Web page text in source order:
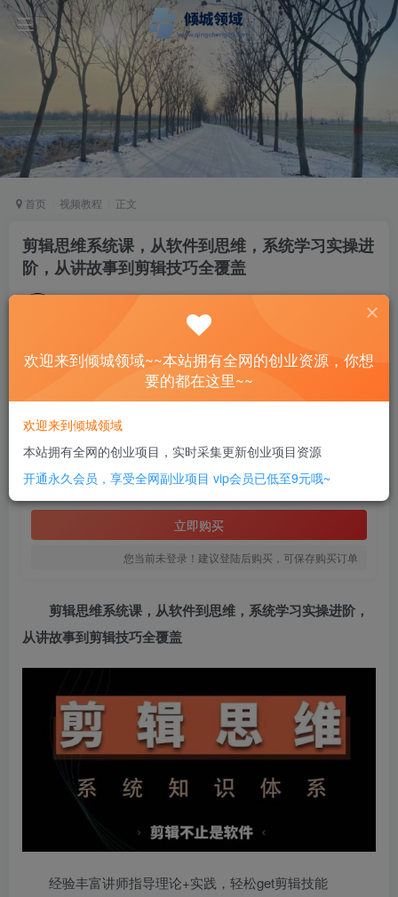
首页 视频教程 正文
剪辑思维系统课，从软件到思维，系统学习实操进
阶，从讲故事到剪辑技巧全覆盖
私信
此内容为付费阅读，请付费后查看
￥ 2
SVIP全站会员免费
立即购买
您当前未登录！建议登陆后购买，可保存购买订单
付费阅读
剪辑思维系统课 ，从软件到思维，系统学习实操进阶，
从讲故事到剪辑技巧全覆盖
经验丰富讲师指导理论+实践，轻松get剪辑技能
欢迎来到倾城领域~~本站拥有全网的创业资源，你想
要的都在这里~~
欢迎来到倾城领域
本站拥有全网的创业项目，实时采集更新创业项目资源
开通永久会员，享受全网副业项目 vip会员已低至9元哦~